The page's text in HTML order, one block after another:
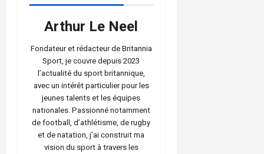
Arthur Le Neel
Fondateur et rédacteur de Britannia
Sport, je couvre depuis 2023
l’actualité du sport britannique,
avec un intérêt particulier pour les
jeunes talents et les équipes
nationales. Passionné notamment
de football, d’athlétisme, de rugby
et de natation, j’ai construit ma
vision du sport à travers les